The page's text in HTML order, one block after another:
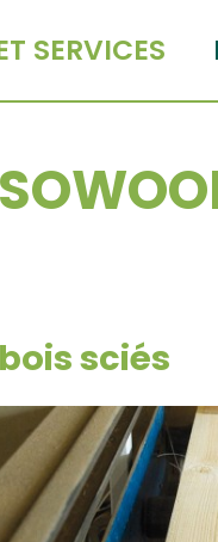
SERVICES
sciés